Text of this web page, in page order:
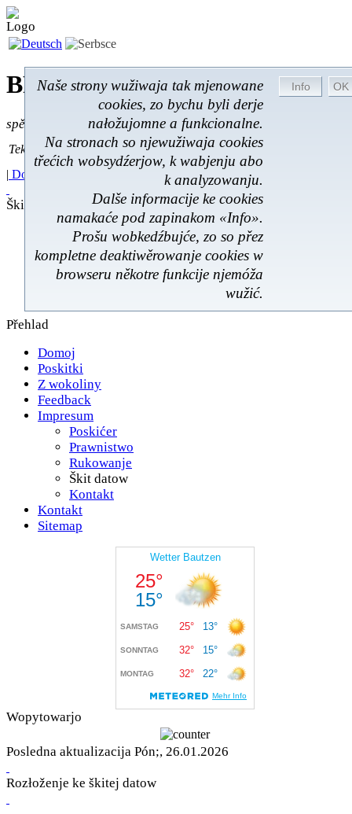
BROM-Service *Online
spěšnje * spušćomnje * małonałožnje
Naše strony wužiwaja tak mjenowane
cookies, zo bychu byli derje
nałožujomne a funkcionalne.
Na stronach so njewužiwaja cookies
třećich wobsydźerjow, k wabjenju abo
k analyzowanju.
Dalše informacije ke cookies
namakaće pod zapinakom «Info».
Prošu wobkedźbujće, zo so přez
kompletne deaktiwěrowanje cookies w
browseru někotre funkcije njemóža
wužić.
Tekst pytać:
Tekst pytać
| Domoj |Feedback
Škit datow
Poskićer
Prawnistwo
Rukowanje
Škit datow
Přehlad
Domoj
Poskitki
Z wokoliny
Feedback
Impresum
Poskićer
Prawnistwo
Rukowanje
Škit datow
Kontakt
Kontakt
Sitemap
Wopytowarjo
Posledna aktualizacija Pón;, 26.01.2026
Rozłoženje ke škitej datow